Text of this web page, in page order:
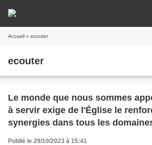
Accueil » ecouter
ecouter
Le monde que nous sommes
à servir exige de l'Église le
synergies dans tous les
mission
Publié le 29/10/2023 à 15:41